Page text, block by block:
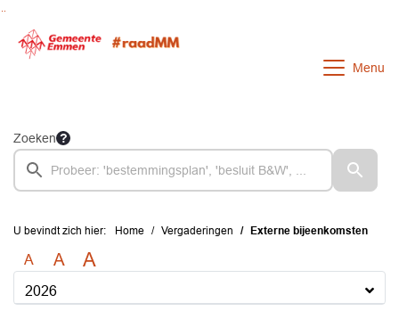
Menu
Zoeken
U bevindt zich hier: Home Vergaderingen Externe bijeenkomsten
A A A
2026